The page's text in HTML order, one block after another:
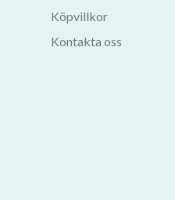
Köpvillkor
Kontakta oss